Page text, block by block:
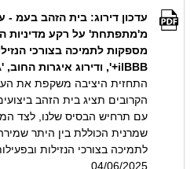
עדכון דירוג: בית הזהב בעמ -
מ'מתפתחת' על רקע מדיניות
מספקות לתמיכה בצורכי
ilBBB+', ודירוג איגרות החוב, 'ilA'
הקרובים תציג בית הזהב
עם תרחיש הבסיס שלנו, לצד
שמרנית הכוללת בין היתר
לתמיכה בצורכי הנזילות
04/06/2025